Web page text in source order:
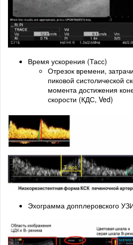
Время ускорения (Тасс)
Отрезок времени,
пиковой систолической
момента достижения
скорости (КДС, Ved)
Эхограмма допплеровского